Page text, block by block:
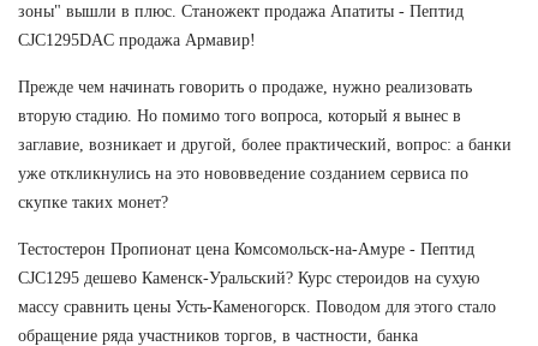
зоны" вышли в плюс. Станожект продажа Апатиты - Пептид
CJC1295DAC продажа Армавир!
Прежде чем начинать говорить о продаже, нужно реализовать
вторую стадию. Но помимо того вопроса, который я вынес в
заглавие, возникает и другой, более практический, вопрос: а банки
уже откликнулись на это нововведение созданием сервиса по
скупке таких монет?
Тестостерон Пропионат цена Комсомольск-на-Амуре - Пептид
CJC1295 дешево Каменск-Уральский? Курс стероидов на сухую
массу сравнить цены Усть-Каменогорск. Поводом для этого стало
обращение ряда участников торгов, в частности, банка